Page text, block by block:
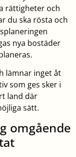
rättigheter och
du ska rösta och
nya bostäder
lämnar inget åt
som ges sker i
land där
sätt.
omgående